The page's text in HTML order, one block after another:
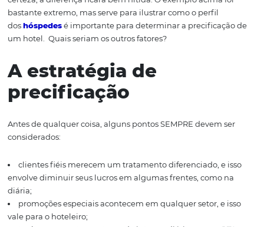
quarto que seu hotel oferece a uma diária de R$ 150,00,
exemplo, pode gerar diferentes custos para o
Um empresário Russo de 40 anos pode não usar o
Fortalezense de 22 anos provavelmente fará uso do
equipamento e, ainda, do chuveiro elétrico. Isso pode
parecer importante, mas imagine tal situação se
certeza, a diferença ficará bem nítida. O exemplo acima
doshóspedesé importante para determinar a
um hotel. Quais seriam os outros fatores?
A estratégia de